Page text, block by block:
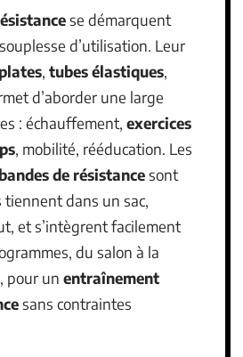
se démarquent
d’utilisation. Leur
, tubes élastiques,
d’aborder une large
: échauffement, exercices
, mobilité, rééducation. Les
de résistancesont
tiennent dans un sac,
et s’intègrent facilement
du salon à la
pour un entraînement
sans contraintes